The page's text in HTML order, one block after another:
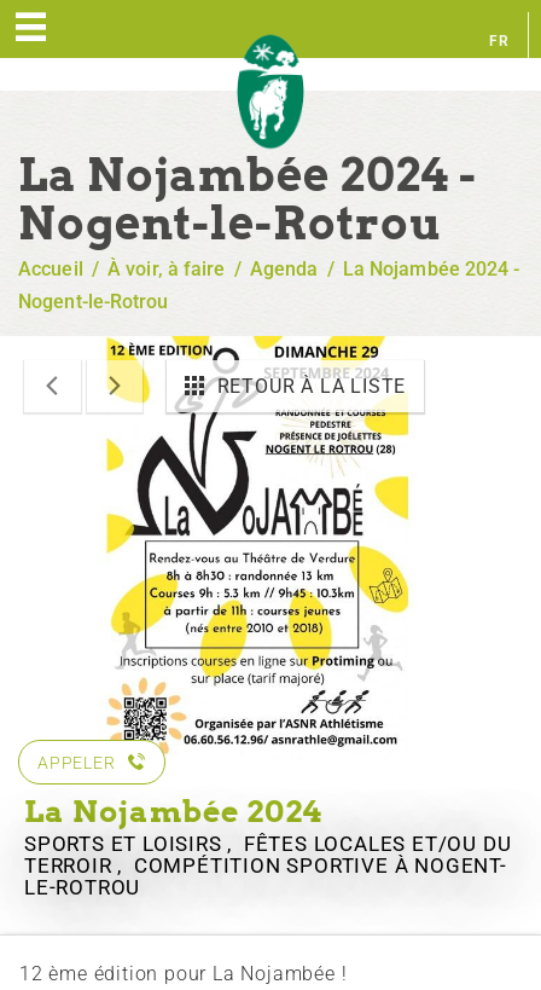
FR
La Nojambée 2024 -
Nogent-le-Rotrou
Accueil / À voir, à faire / Agenda / La Nojambée 2024 -
Nogent-le-Rotrou
RETOUR À LA LISTE
APPELER
La Nojambée 2024
SPORTS ET LOISIRS , FÊTES LOCALES ET/OU DU
TERROIR , COMPÉTITION SPORTIVE À NOGENT-
LE-ROTROU
12 ème édition pour La Nojambée !